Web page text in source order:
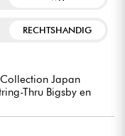
RECHTSHANDIG
Japan
Thru Bigsby en